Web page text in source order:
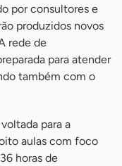
por consultores e
produzidos novos
rede de
para atender
também com o
para a
aulas com foco
horas de